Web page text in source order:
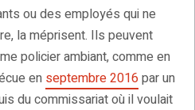
ou des employés qui ne
la méprisent. Ils peuvent
policier ambiant, comme en
en septembre 2016 par un
du commissariat où il voulait